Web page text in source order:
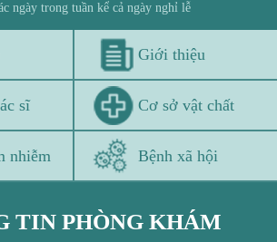
ngày trong tuần kể cả ngày nghỉ lễ
Giới thiệu
sĩ Cơ sở vật chất
nhiễm Bệnh xã hội
TIN PHÒNG KHÁM